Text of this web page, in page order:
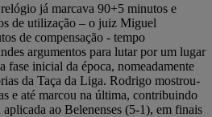
já marcava 90+5 minutos e
de utilização – o juiz Miguel
de compensação - tempo
argumentos para lutar por um lugar
fase inicial da época, nomeadamente
da Taça da Liga. Rodrigo mostrou-
e até marcou na última, contribuindo
ao Belenenses (5-1), em finais